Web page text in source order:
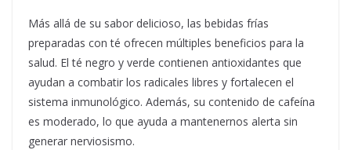
Más allá de su sabor delicioso, las bebidas frías
preparadas con té ofrecen múltiples beneficios para la
salud. El té negro y verde contienen antioxidantes que
ayudan a combatir los radicales libres y fortalecen el
sistema inmunológico. Además, su contenido de cafeína
es moderado, lo que ayuda a mantenernos alerta sin
generar nerviosismo.